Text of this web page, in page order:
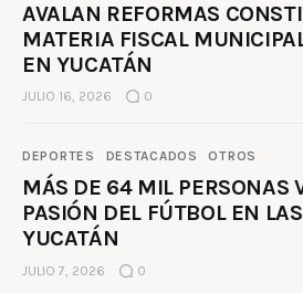
AVALAN REFORMAS
MATERIA FISCAL
EN YUCATÁN
JULIO 16, 2026 0
DEPORTES DESTACADOS OTROS
MÁS DE 64 MIL PERSONAS
PASIÓN DEL FÚTBOL EN
YUCATÁN
JULIO 7, 2026 0